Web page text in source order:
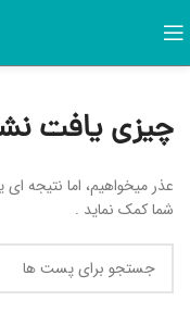
چیزی یافت
عذر میخواهیم، اما
شما کمک نماید .